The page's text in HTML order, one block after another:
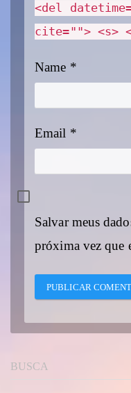
<del
cite=""> <s>
Name *
Email *
Salvar meus
próxima vez que